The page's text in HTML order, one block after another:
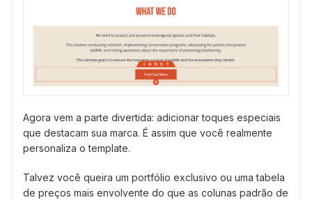
Agora vem a parte divertida: adicionar toques especiais
que destacam sua marca. É assim que você realmente
personaliza o template.
Talvez você queira um portfólio exclusivo ou uma tabela
de preços mais envolvente do que as colunas padrão de